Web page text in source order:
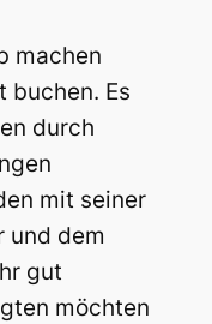
machen
buchen. Es
durch
mit seiner
und dem
gut
möchten